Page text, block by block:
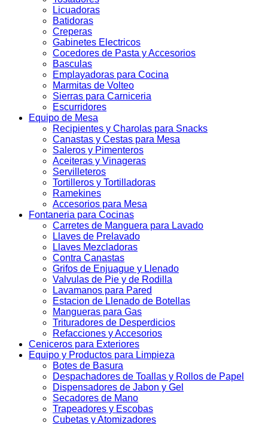
Licuadoras
Batidoras
Creperas
Gabinetes Electricos
Cocedores de Pasta y Accesorios
Basculas
Emplayadoras para Cocina
Marmitas de Volteo
Sierras para Carniceria
Escurridores
Equipo de Mesa
Recipientes y Charolas para Snacks
Canastas y Cestas para Mesa
Saleros y Pimenteros
Aceiteras y Vinageras
Servilleteros
Tortilleros y Tortilladoras
Ramekines
Accesorios para Mesa
Fontaneria para Cocinas
Carretes de Manguera para Lavado
Llaves de Prelavado
Llaves Mezcladoras
Contra Canastas
Grifos de Enjuague y Llenado
Valvulas de Pie y de Rodilla
Lavamanos para Pared
Estacion de Llenado de Botellas
Mangueras para Gas
Trituradores de Desperdicios
Refacciones y Accesorios
Ceniceros para Exteriores
Equipo y Productos para Limpieza
Botes de Basura
Despachadores de Toallas y Rollos de Papel
Dispensadores de Jabon y Gel
Secadores de Mano
Trapeadores y Escobas
Cubetas y Atomizadores